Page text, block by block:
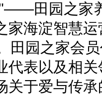
田园之家
家海淀智慧
田园之家会
代表以及相
关于爱与传